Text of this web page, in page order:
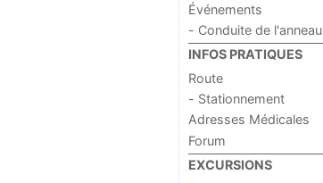
Événements
- Conduite de l'anneau
INFOS PRATIQUES
Route
- Stationnement
Adresses Médicales
Forum
EXCURSIONS